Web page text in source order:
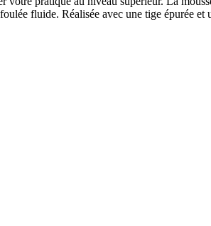
fluide. Réalisée avec une tige épurée et